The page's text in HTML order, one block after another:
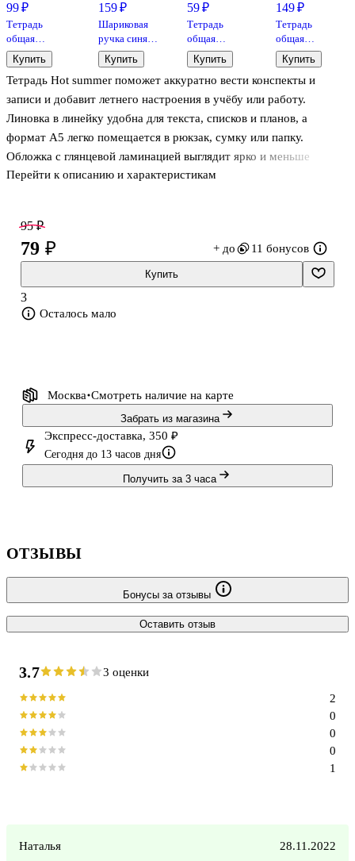
Тетрадь Hot summer поможет аккуратно вести конспекты и
записи и добавит летнего настроения в учёбу или работу.
Линовка в линейку удобна для текста, списков и планов, а
формат А5 легко помещается в рюкзак, сумку или папку.
Обложка с глянцевой ламинацией выглядит ярко и меньше
пачкается, поэтому тетрадь дольше сохраняет опрятный вид
Style. Обратите внимание: товар продаётся в ассортименте,
выбор конкретного дизайна недоступен.
Перейти к описанию и характеристикам
99 ₽
Тетрадь
общая
«Море», 48
листов в
клетку, А5, в
ассортименте
Купить
159 ₽
Шариковая
ручка синяя
0,7 мм, BPS-
GP-F L, Pilot
Купить
59 ₽
Тетрадь
общая
«Fresh», 40
листов в
линейку, А5,
в
- Listoff
Купить
149 ₽
Тетрадь
общая
«Поэзия
природы»,
96 листов в
клетку, А5 -
Купить
95 ₽
79 ₽ + до 11 бонусов
Купить
3
Осталось мало
Москва Смотреть наличие на карте
Забрать из магазина
Экспресс-доставка, 350 ₽
Сегодня до 13 часов дня
Получить за 3 часа
ОТЗЫВЫ
Бонусы за отзывы
Оставить отзыв
3.7 3 оценки
1
0
0
0
2
Наталья 28.11.2022